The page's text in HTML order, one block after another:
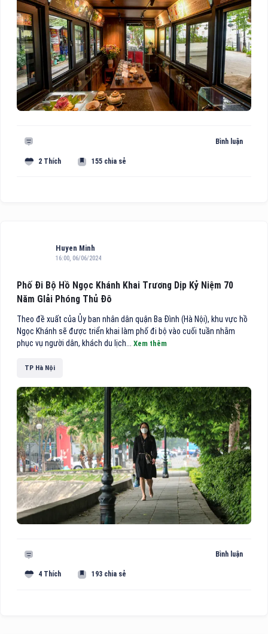
Bình luận
2 Thích 155 chia sẻ
Huyen Minh
16:00, 06/06/2024
Phố Đi Bộ Hồ Ngọc Khánh Khai Trương Dịp Kỷ Niệm 70
Năm GIải Phóng Thủ Đô
Theo đề xuất của Ủy ban nhân dân quận Ba Đình (Hà Nội), khu vực hồ
Ngọc Khánh sẽ được triển khai làm phố đi bộ vào cuối tuần nhằm
phục vụ người dân, khách du lịch... Xem thêm
TP Hà Nội
Bình luận
4 Thích 193 chia sẻ